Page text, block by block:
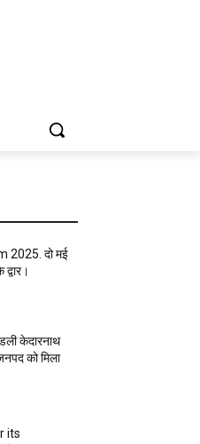
2025. दो मई
केदारनाथ
को मिला
its